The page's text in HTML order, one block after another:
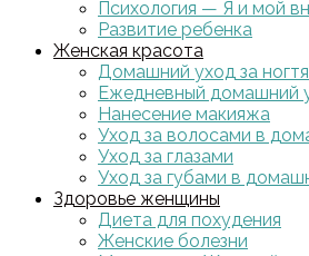
Психология — Я и мой
Развитие ребенка
Женская красота
Домашний уход за
Ежедневный домашний
Нанесение макияжа
Уход за волосами в
Уход за глазами
Уход за губами в
Здоровье женщины
Диета для похудения
Женские болезни